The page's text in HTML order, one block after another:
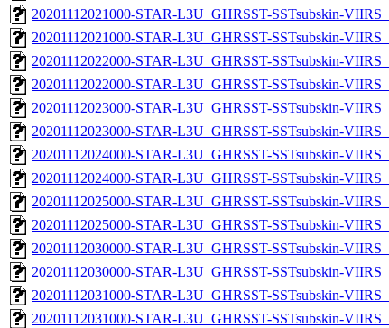
20201112021000-STAR-L3U_GHRSST-SSTsubskin-
20201112021000-STAR-L3U_GHRSST-SSTsubskin-
20201112022000-STAR-L3U_GHRSST-SSTsubskin-
20201112022000-STAR-L3U_GHRSST-SSTsubskin-
20201112023000-STAR-L3U_GHRSST-SSTsubskin-
20201112023000-STAR-L3U_GHRSST-SSTsubskin-
20201112024000-STAR-L3U_GHRSST-SSTsubskin-
20201112024000-STAR-L3U_GHRSST-SSTsubskin-
20201112025000-STAR-L3U_GHRSST-SSTsubskin-
20201112025000-STAR-L3U_GHRSST-SSTsubskin-
20201112030000-STAR-L3U_GHRSST-SSTsubskin-
20201112030000-STAR-L3U_GHRSST-SSTsubskin-
20201112031000-STAR-L3U_GHRSST-SSTsubskin-
20201112031000-STAR-L3U_GHRSST-SSTsubskin-